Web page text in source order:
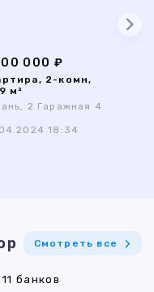
000 ₽
2-комн,
м²
2 Гаражная 4
18:34
Смотреть все
банков